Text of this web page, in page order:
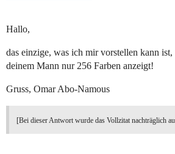
Hallo,
das einzige, was ich mir vorstellen kann
deinem Mann nur 256 Farben anzeigt!
Gruss, Omar Abo-Namous
[Bei dieser Antwort wurde das Vollzitat nachträglich